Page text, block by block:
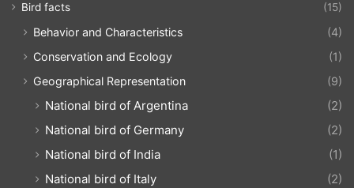
Bird facts (15)
Behavior and Characteristics
(4)
Conservation and Ecology
(1)
Geographical Representation
(9)
National bird of Argentina
(2)
National bird of Germany
(2)
National bird of India
(1)
National bird of Italy
(2)